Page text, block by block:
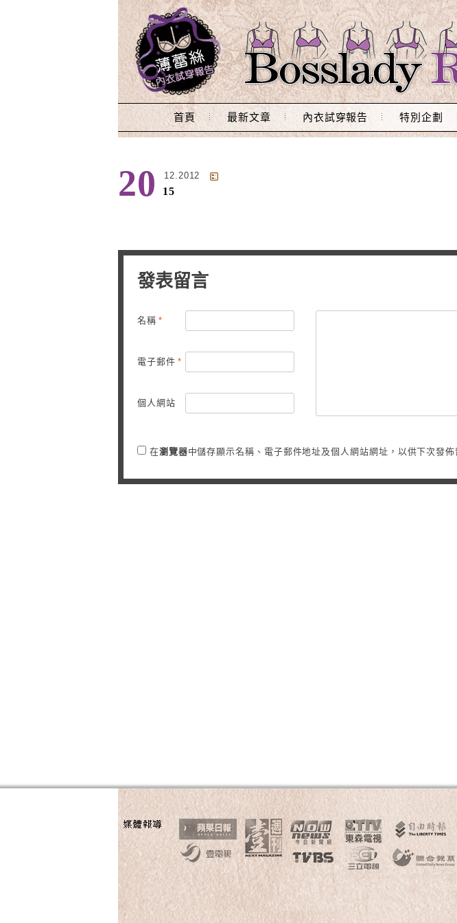
Main Menu
首頁 最新文章 內衣試穿報告 特別企劃
20 12.2012
15
發表留言
名稱 *
電子郵件 *
個人網站
在瀏覽器中儲存顯示名稱、電子郵件地址及個人網站網址，以供下次發佈